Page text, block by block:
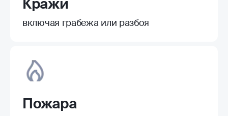
Кражи
включая грабежа или разбоя
Пожара